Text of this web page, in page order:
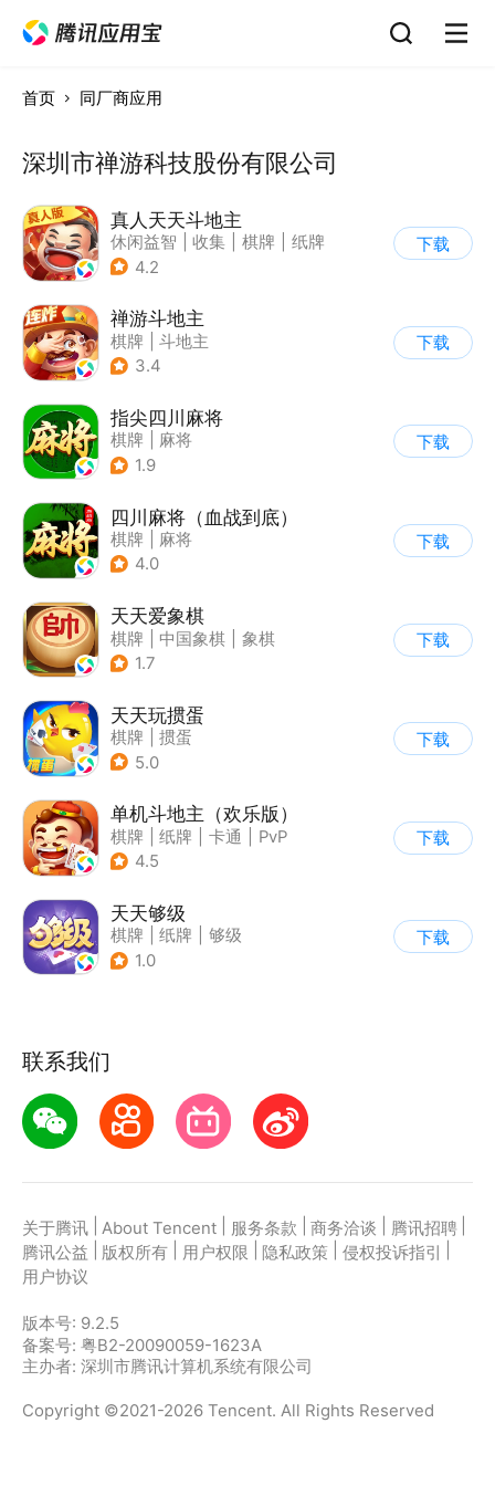
首页 同厂商应用
深圳市禅游科技股份有限公司
真人天天斗地主
休闲益智 收集 棋牌
纸牌
4.2
下载
禅游斗地主
棋牌
斗地主
3.4
下载
指尖四川麻将
棋牌
麻将
1.9
下载
四川麻将（血战到底）
棋牌
麻将
4.0
下载
天天爱象棋
棋牌 中国象棋
象棋
1.7
下载
天天玩掼蛋
棋牌
掼蛋
5.0
下载
单机斗地主（欢乐版）
棋牌 纸牌 卡通
PvP
4.5
下载
天天够级
棋牌 纸牌
够级
1.0
下载
联系我们
关于腾讯 About Tencent 服务条款 商务洽谈 腾讯招聘
腾讯公益
版权所有 用户权限 隐私政策 侵权投诉指引
用户协议
版本号: 9.2.5
备案号: 粤B2-20090059-1623A
主办者: 深圳市腾讯计算机系统有限公司
Copyright ©2021-2026 Tencent. All Rights Reserved